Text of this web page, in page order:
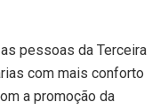
pessoas da Terceira
com mais conforto
a promoção da